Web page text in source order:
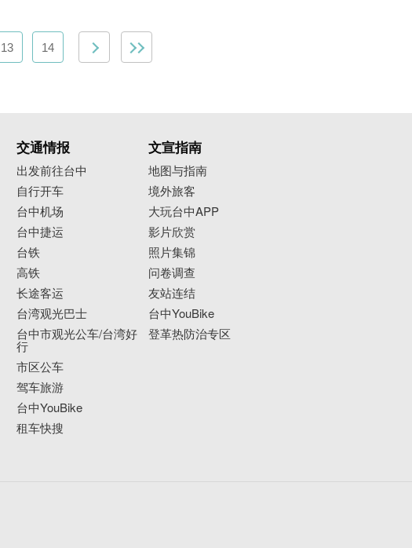
13 14
交通情报
出发前往台中
自行开车
台中机场
台中捷运
台铁
高铁
长途客运
台湾观光巴士
台中市观光公车/台湾好
行
市区公车
驾车旅游
台中YouBike
租车快搜
文宣指南
地图与指南
境外旅客
大玩台中APP
影片欣赏
照片集锦
问卷调查
友站连结
台中YouBike
登革热防治专区